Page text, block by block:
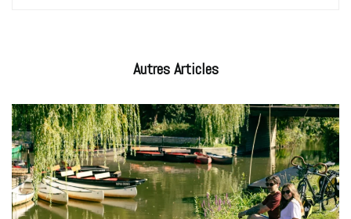
AutresArticles